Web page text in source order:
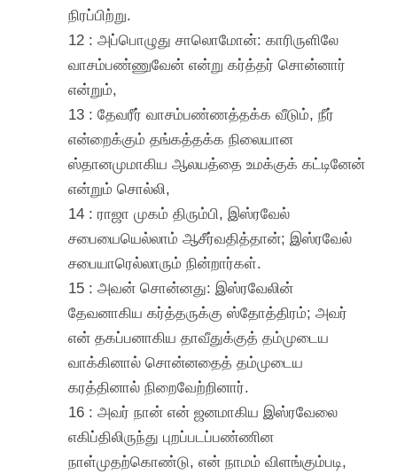
நிரப்பிற்று.
12 : அப்பொழுது சாலொமோன்: காரிருளிலே
வாசம்பண்ணுவேன் என்று கர்த்தர் சொன்னார்
என்றும்,
13 : தேவரீர் வாசம்பண்ணத்தக்க வீடும், நீர்
என்றைக்கும் தங்கத்தக்க நிலையான
ஸ்தானமுமாகிய ஆலயத்தை உமக்குக் கட்டினேன்
என்றும் சொல்லி,
14 : ராஜா முகம் திரும்பி, இஸ்ரவேல்
சபையையெல்லாம் ஆசீர்வதித்தான்; இஸ்ரவேல்
சபையாரெல்லாரும் நின்றார்கள்.
15 : அவன் சொன்னது: இஸ்ரவேலின்
தேவனாகிய கர்த்தருக்கு ஸ்தோத்திரம்; அவர்
என் தகப்பனாகிய தாவீதுக்குத் தம்முடைய
வாக்கினால் சொன்னதைத் தம்முடைய
கரத்தினால் நிறைவேற்றினார்.
16 : அவர் நான் என் ஜனமாகிய இஸ்ரவேலை
எகிப்திலிருந்து புறப்படப்பண்ணின
நாள்முதற்கொண்டு, என் நாமம் விளங்கும்படி,